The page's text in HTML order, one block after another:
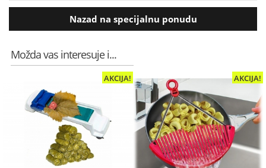
Nazad na specijalnu ponudu
Možda vas interesuje i...
AKCIJA! AKCIJA!